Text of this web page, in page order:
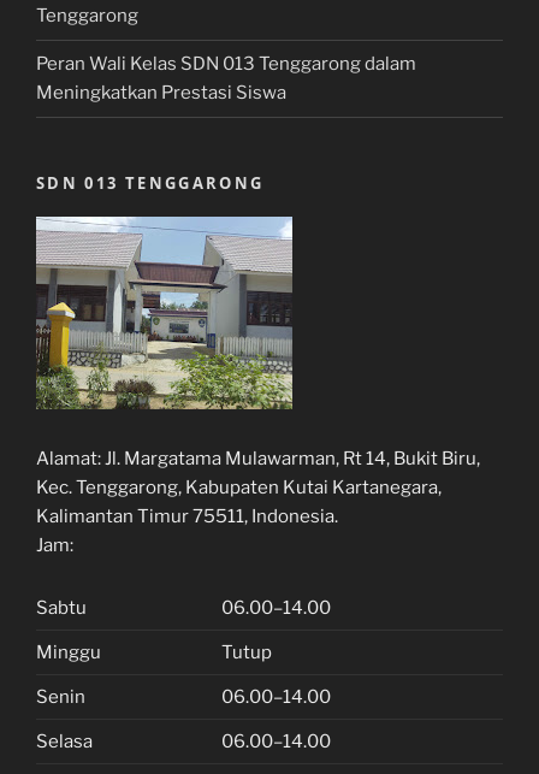
Tenggarong
Peran Wali Kelas SDN 013 Tenggarong dalam
Meningkatkan Prestasi Siswa
SDN 013 TENGGARONG
Alamat:Jl. Margatama Mulawarman, Rt 14, Bukit Biru,
Kec. Tenggarong, Kabupaten Kutai Kartanegara,
Kalimantan Timur 75511, Indonesia.
Jam:
Sabtu 06.00–14.00
Minggu Tutup
Senin 06.00–14.00
Selasa 06.00–14.00